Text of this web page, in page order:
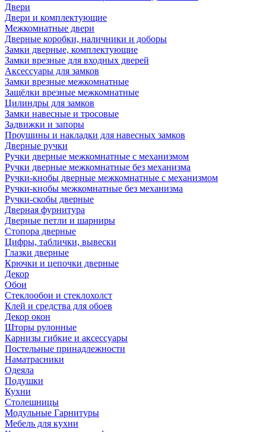
Двери
Двери и комплектующие
Межкомнатные двери
Дверные коробки, наличники и доборы
Замки дверные, комплектующие
Замки врезные для входных дверей
Аксессуары для замков
Замки врезные межкомнатные
Защёлки врезные межкомнатные
Цилиндры для замков
Замки навесные и тросовые
Задвижки и запоры
Проушины и накладки для навесных замков
Дверные ручки
Ручки дверные межкомнатные с механизмом
Ручки дверные межкомнатные без механизма
Ручки-кнобы дверные межкомнатные с механизмом
Ручки-кнобы межкомнатные без механизма
Ручки-скобы дверные
Дверная фурнитура
Дверные петли и шарниры
Стопора дверные
Цифры, таблички, вывески
Глазки дверные
Крючки и цепочки дверные
Декор
Обои
Стеклообои и стеклохолст
Клей и средства для обоев
Декор окон
Шторы рулонные
Карнизы гибкие и аксессуары
Постельные принадлежности
Наматрасники
Одеяла
Подушки
Кухни
Столешницы
Модульные Гарнитуры
Мебель для кухни